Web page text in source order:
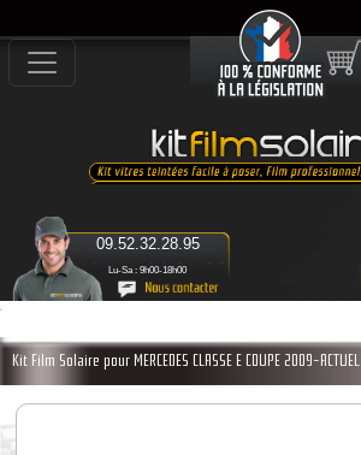
Lu-Sa : 9h00-18h00
09.52.32.28.95
Kit Film Solaire pour MERCEDES CLASSE E COUPE 2009-ACTUEL